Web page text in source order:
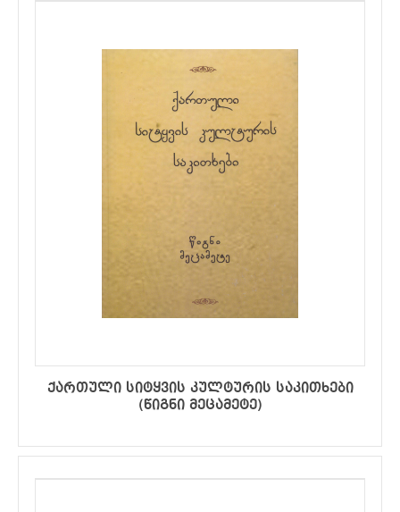
ქართული სიტყვის კულტურის საკითხები
(წიგნი მეცამეტე)